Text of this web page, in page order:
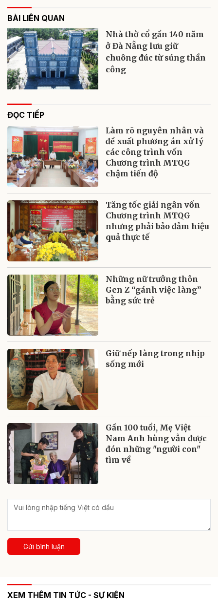
BÀI LIÊN QUAN
Nhà thờ cổ gần 140 năm
ở Đà Nẵng lưu giữ
chuông đúc từ súng thần
công
ĐỌC TIẾP
Làm rõ nguyên nhân và
đề xuất phương án xử lý
các công trình vốn
Chương trình MTQG
chậm tiến độ
Tăng tốc giải ngân vốn
Chương trình MTQG
nhưng phải bảo đảm hiệu
quả thực tế
Những nữ trưởng thôn
Gen Z “gánh việc làng”
bằng sức trẻ
Giữ nếp làng trong nhịp
sống mới
Gần 100 tuổi, Mẹ Việt
Nam Anh hùng vẫn được
đón những "người con"
tìm về
Gửi bình luận
XEM THÊM TIN TỨC - SỰ KIỆN